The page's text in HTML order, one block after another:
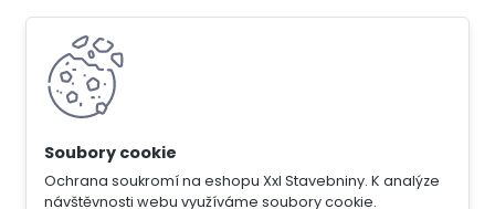
Ochrana soukromí na eshopu Xxl Stavebniny. K analýze
návštěvnosti webu využíváme soubory cookie.